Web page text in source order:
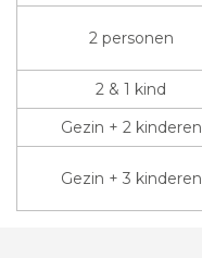
2 personen
2 & 1 kind
Gezin + 2 kinderen
Gezin + 3 kinderen